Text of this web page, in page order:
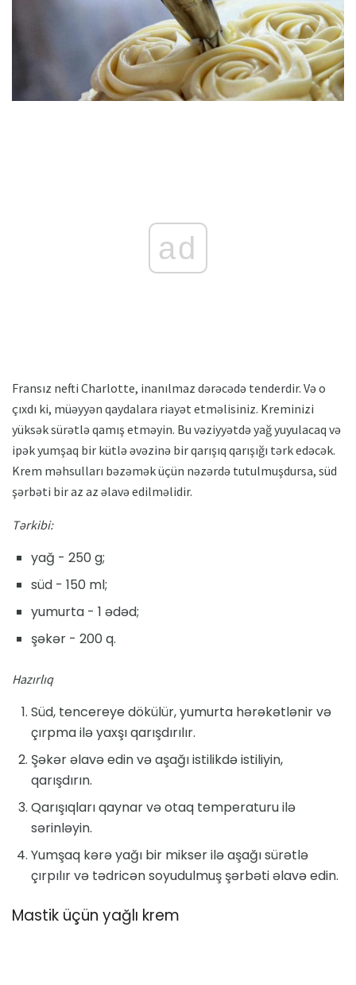
ad
Fransız nefti Charlotte, inanılmaz dərəcədə tenderdir. Və o
çıxdı ki, müəyyən qaydalara riayət etməlisiniz. Kreminizi
yüksək sürətlə qamış etməyin. Bu vəziyyətdə yağ yuyulacaq və
ipək yumşaq bir kütlə əvəzinə bir qarışıq qarışığı tərk edəcək.
Krem məhsulları bəzəmək üçün nəzərdə tutulmuşdursa, süd
şərbəti bir az az əlavə edilməlidir.
Tərkibi:
yağ - 250 g;
süd - 150 ml;
yumurta - 1 ədəd;
şəkər - 200 q.
Hazırlıq
Süd, tencereye dökülür, yumurta hərəkətlənir və
çırpma ilə yaxşı qarışdırılır.
Şəkər əlavə edin və aşağı istilikdə istiliyin,
qarışdırın.
Qarışıqları qaynar və otaq temperaturu ilə
sərinləyin.
Yumşaq kərə yağı bir mikser ilə aşağı sürətlə
çırpılır və tədricən soyudulmuş şərbəti əlavə edin.
Mastik üçün yağlı krem